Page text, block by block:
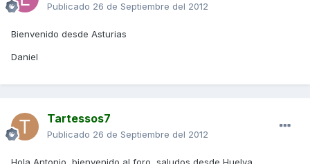
Publicado 26 de Septiembre del 2012
Bienvenido desde Asturias
Daniel
Tartessos7
Publicado 26 de Septiembre del 2012